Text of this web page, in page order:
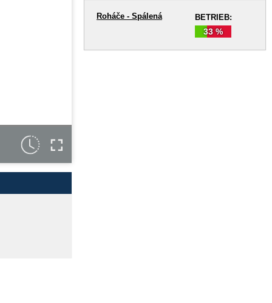
BETRIEB:
33 %
Roháče - Spálená